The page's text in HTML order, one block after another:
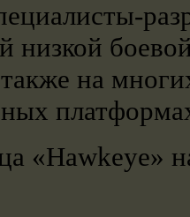
низкой
на